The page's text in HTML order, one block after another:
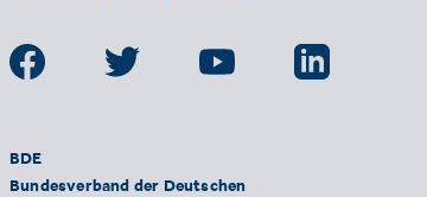
BDE
Bundesverband der Deutschen